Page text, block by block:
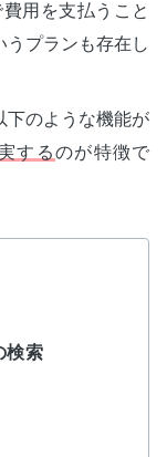
用を支払うこと
うプランも存在し
下のような機能が
するのが特徴で
検索